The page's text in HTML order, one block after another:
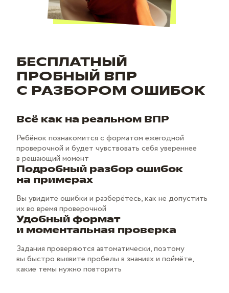
БЕСПЛАТНЫЙ
ПРОБНЫЙ ВПР
С РАЗБОРОМ ОШИБОК
Всё как на реальном ВПР
Ребёнок познакомится с форматом ежегодной
проверочной и будет чувствовать себя увереннее
в решающий момент
Подробный разбор ошибок
на примерах
Вы увидите ошибки и разберётесь, как не допустить
их во время проверочной
Удобный формат
и моментальная проверка
Задания проверяются автоматически, поэтому
вы быстро выявите пробелы в знаниях и поймёте,
какие темы нужно повторить